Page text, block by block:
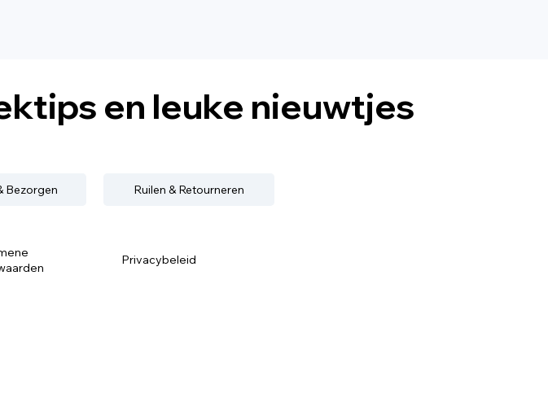
en leuke nieuwtjes
Bezorgen Ruilen & Retourneren
Privacybeleid